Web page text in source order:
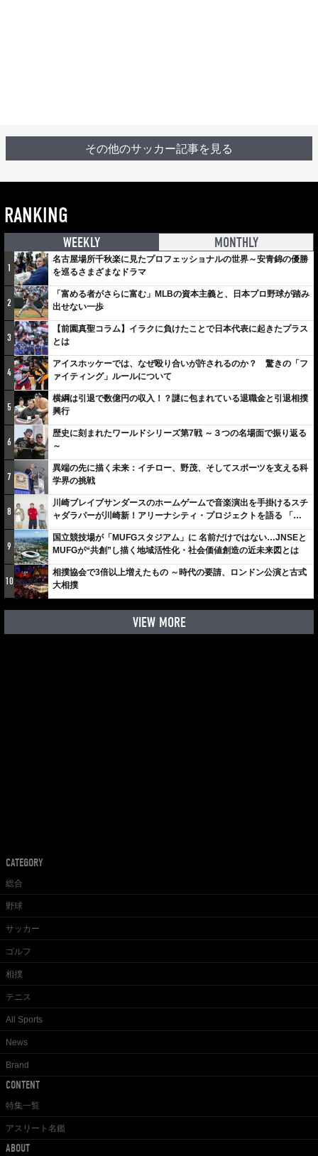
その他のサッカー記事を見る
RANKING
WEEKLY MONTHLY
1
名古屋場所千秋楽に見たプロフェッショナルの世界～安青錦の優勝
を巡るさまざまなドラマ
2
「富める者がさらに富む」MLBの資本主義と、日本プロ野球が踏み
出せない一歩
3
【前園真聖コラム】イラクに負けたことで日本代表に起きたプラス
とは
4
アイスホッケーでは、なぜ殴り合いが許されるのか？ 驚きの「フ
ァイティング」ルールについて
5
横綱は引退で数億円の収入！？謎に包まれている退職金と引退相撲
興行
6
歴史に刻まれたワールドシリーズ第7戦 ～３つの名場面で振り返る
～
7
異端の先に描く未来：イチロー、野茂、そしてスポーツを支える科
学界の挑戦
8
川崎ブレイブサンダースのホームゲームで音楽演出を手掛けるスチ
ャダラパーが川崎新！アリーナシティ・プロジェクトを語る 「楽
しみでしかないでしょ。川崎は、ずっと成長曲線だから」
9
国立競技場が「MUFGスタジアム」に 名前だけではない…JNSEと
MUFGが“共創”し描く地域活性化・社会価値創造の近未来図とは
10
相撲協会で3倍以上増えたもの ～時代の要請、ロンドン公演と古式
大相撲
VIEW MORE
CATEGORY
総合
野球
サッカー
ゴルフ
相撲
テニス
All Sports
News
Brand
CONTENT
特集一覧
アスリート名鑑
ABOUT